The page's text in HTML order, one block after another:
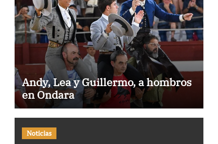
Andy, Lea y Guillermo, a hombros
en Ondara
Noticias